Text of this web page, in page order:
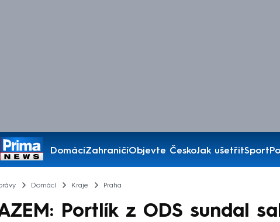
DomácíZahraničíObjevte ČeskoJak ušetřitSport
Pořady
Domácí Kraje Praha
Portlík z ODS sundal